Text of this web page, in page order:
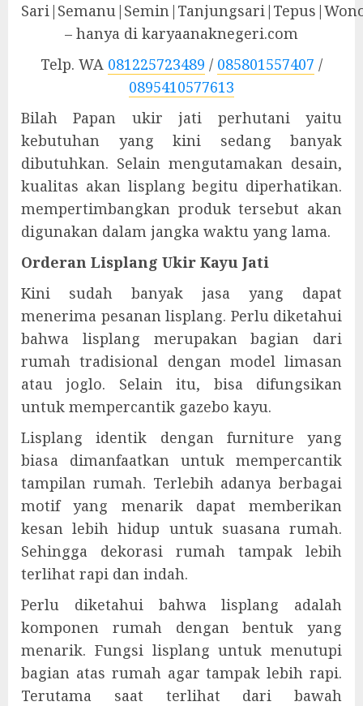
– hanya di karyaanaknegeri.com
Telp. WA 081225723489 / 085801557407 /
0895410577613
Bilah Papan ukir jati perhutani yaitu
kebutuhan yang kini sedang banyak
dibutuhkan. Selain mengutamakan desain,
kualitas akan lisplang begitu diperhatikan.
mempertimbangkan produk tersebut akan
digunakan dalam jangka waktu yang lama.
Orderan Lisplang Ukir Kayu Jati
Kini sudah banyak jasa yang dapat
menerima pesanan lisplang. Perlu diketahui
bahwa lisplang merupakan bagian dari
rumah tradisional dengan model limasan
atau joglo. Selain itu, bisa difungsikan
untuk mempercantik gazebo kayu.
Lisplang identik dengan furniture yang
biasa dimanfaatkan untuk mempercantik
tampilan rumah. Terlebih adanya berbagai
motif yang menarik dapat memberikan
kesan lebih hidup untuk suasana rumah.
Sehingga dekorasi rumah tampak lebih
terlihat rapi dan indah.
Perlu diketahui bahwa lisplang adalah
komponen rumah dengan bentuk yang
menarik. Fungsi lisplang untuk menutupi
bagian atas rumah agar tampak lebih rapi.
Terutama saat terlihat dari bawah